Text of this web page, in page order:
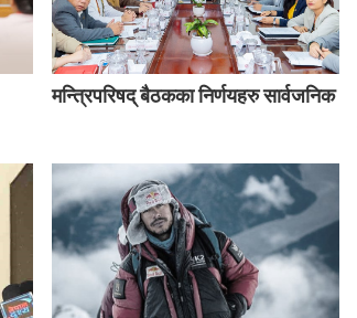
मन्त्रिपरिषद् बैठकका निर्णयहरु सार्वजनिक